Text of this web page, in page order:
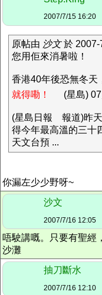
2007/7/15 16:20
原帖由 沙文於 2007-
您用佢來消暑啦！
香港40年後恐無冬天
就得嘞！
(星島)
(星島日報 報道)昨
得今年最高溫的三十
天文台預 ...
你漏左少少野呀~
沙文
2007/7/16 12:05
唔駛講嘅。只要有聖經
沙灘
抽刀斷水
2007/7/16 12:10